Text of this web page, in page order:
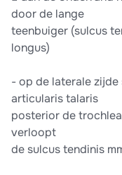
door de lange
teenbuiger (sulcus
longus)
- op de laterale
articularis talaris
posterior de
verloopt
de sulcus tendinis